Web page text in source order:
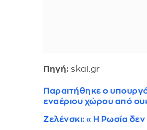
Πηγή: skai.gr
Παραιτήθηκε ο
εναέριου χώρου από
Ζελένσκι: «Η Ρωσία δεν